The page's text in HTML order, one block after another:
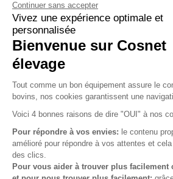
Continuer sans accepter
Vivez une expérience optimale et
personnalisée
Bienvenue sur Cosnet
élevage
Tout comme un bon équipement assure le
bovins, nos cookies garantissent une
Voici 4 bonnes raisons de dire "OUI" à nos
Pour répondre à vos envies: le contenu
amélioré pour répondre à vos attentes et
des clics.
Pour vous aider à trouver plus facilement
Produits